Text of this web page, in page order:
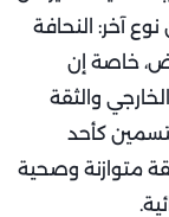
آخر: النحافة
خاصة إن
والثقة
كأحد
متوازنة وصحية